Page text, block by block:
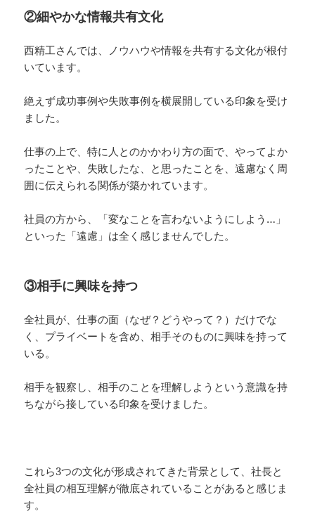
②細やかな情報共有文化
西精工さんでは、ノウハウや情報を共有する文化が根付
いています。
絶えず成功事例や失敗事例を横展開している印象を受け
ました。
仕事の上で、特に人とのかかわり方の面で、やってよか
ったことや、失敗したな、と思ったことを、遠慮なく周
囲に伝えられる関係が築かれています。
社員の方から、「変なことを言わないようにしよう…」
といった「遠慮」は全く感じませんでした。
③相手に興味を持つ
全社員が、仕事の面（なぜ？どうやって？）だけでな
く、プライベートを含め、相手そのものに興味を持って
いる。
相手を観察し、相手のことを理解しようという意識を持
ちながら接している印象を受けました。
これら3つの文化が形成されてきた背景として、社長と
全社員の相互理解が徹底されていることがあると感じま
す。